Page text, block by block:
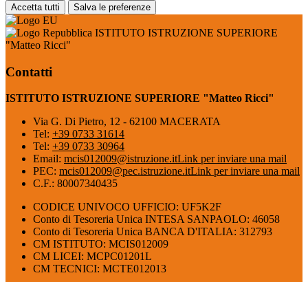
Accetta tutti Salva le preferenze
ISTITUTO ISTRUZIONE SUPERIORE
"Matteo Ricci"
Contatti
ISTITUTO ISTRUZIONE SUPERIORE "Matteo Ricci"
Via G. Di Pietro, 12 - 62100 MACERATA
Tel: +39 0733 31614
Tel: +39 0733 30964
Email: mcis012009@istruzione.itLink per inviare una mail
PEC: mcis012009@pec.istruzione.itLink per inviare una mail
C.F.: 80007340435
CODICE UNIVOCO UFFICIO: UF5K2F
Conto di Tesoreria Unica INTESA SANPAOLO: 46058
Conto di Tesoreria Unica BANCA D'ITALIA: 312793
CM ISTITUTO: MCIS012009
CM LICEI: MCPC01201L
CM TECNICI: MCTE012013